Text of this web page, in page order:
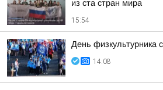
из ста стран мира
15:54
День физкультурника
14:08